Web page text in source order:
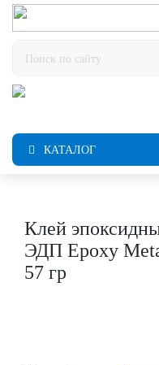
КАТАЛОГ
Клей
ЭДП Epoxy
57 гр